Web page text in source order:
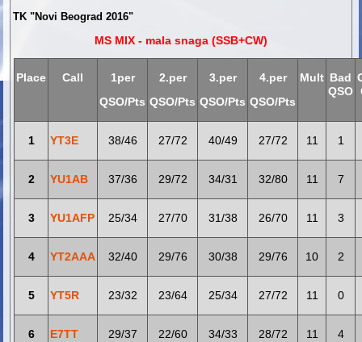
TK "Novi Beograd 2016"
MS MIX - mala snaga (SSB+CW)
Place Call
1per
QSO/Pts
2.per
QSO/Pts
3.per
QSO/Pts
4.per
QSO/Pts
Mult Bad
QSO
1 YT3E 38/46 27/72 40/49 27/72 11 1
2 YU1AB 37/36 29/72 34/31 32/80 11 7
3 YU1AFP 25/34 27/70 31/38 26/70 11 3
4 YT2AAA 32/40 29/76 30/38 29/76 10 2
5 YT5R 23/32 23/64 25/34 27/72 11 0
6 E7TT 29/37 22/60 34/33 28/72 11 4